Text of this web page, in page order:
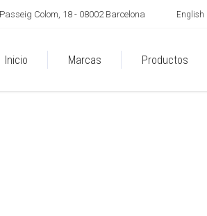
Passeig Colom, 18 - 08002 Barcelona English
Inicio Marcas Productos